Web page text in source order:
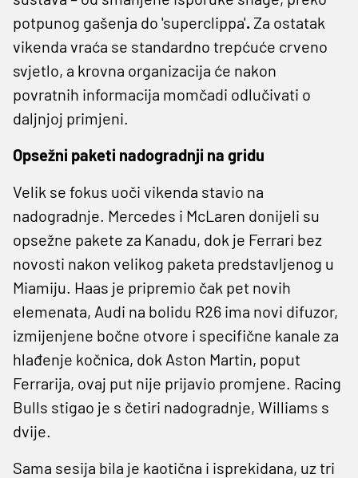
potpunog gašenja do 'superclippa'. Za ostatak
vikenda vraća se standardno trepćuće crveno
svjetlo, a krovna organizacija će nakon
povratnih informacija momčadi odlučivati o
daljnjoj primjeni.
Opsežni paketi nadogradnji na gridu
Velik se fokus uoči vikenda stavio na
nadogradnje. Mercedes i McLaren donijeli su
opsežne pakete za Kanadu, dok je Ferrari bez
novosti nakon velikog paketa predstavljenog u
Miamiju. Haas je pripremio čak pet novih
elemenata, Audi na bolidu R26 ima novi difuzor,
izmijenjene bočne otvore i specifične kanale za
hlađenje kočnica, dok Aston Martin, poput
Ferrarija, ovaj put nije prijavio promjene. Racing
Bulls stigao je s četiri nadogradnje, Williams s
dvije.
Sama sesija bila je kaotična i isprekidana, uz tri